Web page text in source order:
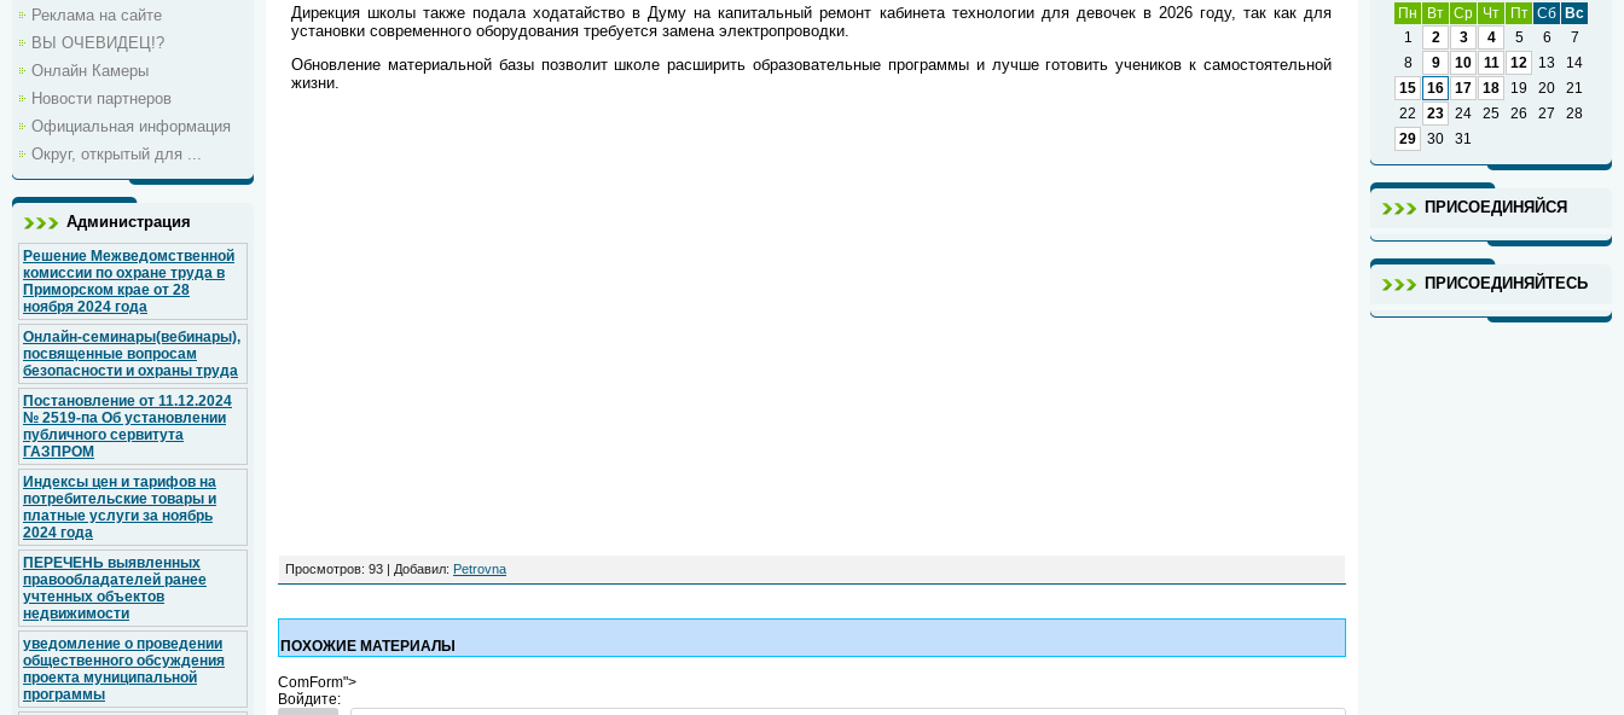
Реклама на сайте
ВЫ ОЧЕВИДЕЦ!?
Онлайн Камеры
Новости партнеров
Официальная информация
Округ, открытый для ...
Администрация
Решение Межведомственной
комиссии по охране труда в
Приморском крае от 28
ноября 2024 года
Онлайн-семинары(вебинары),
посвященные вопросам
безопасности и охраны труда
Постановление от 11.12.2024
№ 2519-па Об установлении
публичного сервитута
ГАЗПРОМ
Индексы цен и тарифов на
потребительские товары и
платные услуги за ноябрь
2024 года
ПЕРЕЧЕНЬ выявленных
правообладателей ранее
учтенных объектов
недвижимости
уведомление о проведении
общественного обсуждения
проекта муниципальной
программы
Дирекция школы также подала ходатайство в Думу на капитальный ремонт кабинета технологии для девочек в 2026 году, так как для
установки современного оборудования требуется замена электропроводки.
Обновление материальной базы позволит школе расширить образовательные программы и лучше готовить учеников к самостоятельной
жизни.
Просмотров: 93 | Добавил: Petrovna
ПОХОЖИЕ МАТЕРИАЛЫ
ComForm">
Войдите:
Пн
Вт Ср Чт Пт Сб
Вс
1
2 3 4 5 6
7
8
9 10 11 12 13
14
15
16 17 18 19 20
21
22
23 24 25 26 27
28
29
30 31
ПРИСОЕДИНЯЙСЯ
ПРИСОЕДИНЯЙТЕСЬ